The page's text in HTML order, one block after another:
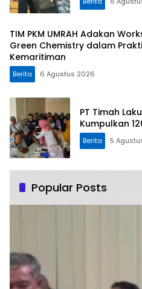
TIM PKM UMRAH Adakan
Green Chemistry dalam
Kemaritiman
Berita 6 Agustus 2026
PT Timah
Kumpulkan
Berita 5
Popular Posts